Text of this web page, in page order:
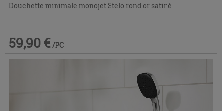
Douchette minimale monojet Stelo rond or satiné
59,90 € /PC